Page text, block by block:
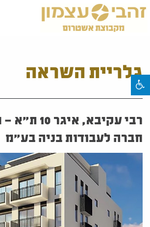
גלריית השראה
רבי עקיבא,
חברה לעבודות בניה בע"מ